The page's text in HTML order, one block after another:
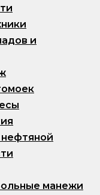
и
манежи